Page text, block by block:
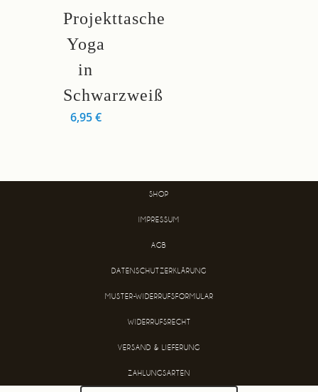
Projekttasche
Yoga
in
Schwarzweiß
6,95€
SHOP
IMPRESSUM
AGB
DATENSCHUTZERKLÄRUNG
MUSTER-WIDERRUFSFORMULAR
WIDERRUFSRECHT
VERSAND & LIEFERUNG
ZAHLUNGSARTEN